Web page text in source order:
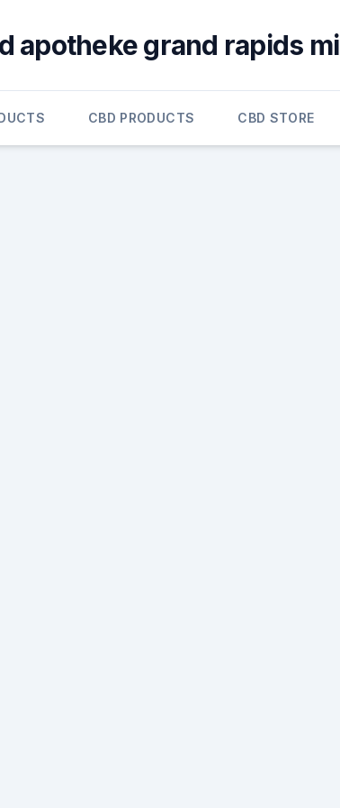
apotheke grand rapids mi
CBD PRODUCTS CBD STORE